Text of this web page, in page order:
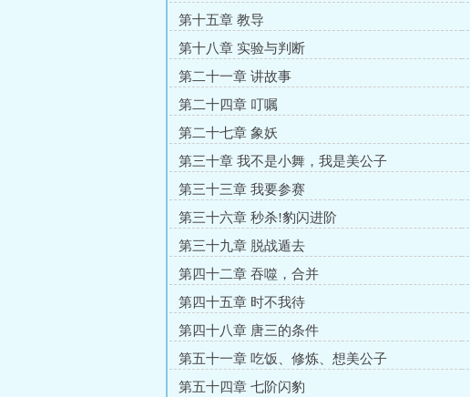
第十五章 教导
第十八章 实验与判断
第二十一章 讲故事
第二十四章 叮嘱
第二十七章 象妖
第三十章 我不是小舞，我是美公子
第三十三章 我要参赛
第三十六章 秒杀!豹闪进阶
第三十九章 脱战遁去
第四十二章 吞噬，合并
第四十五章 时不我待
第四十八章 唐三的条件
第五十一章 吃饭、修炼、想美公子
第五十四章 七阶闪豹